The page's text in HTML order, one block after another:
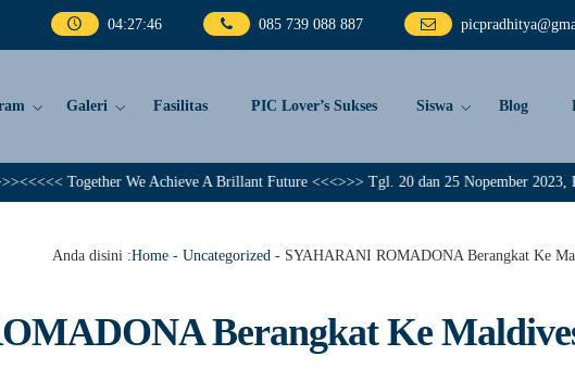
04:27:47 085 739 088 887
Galeri Fasilitas PIC Lover’s Sukses Siswa Blog
We Achieve A Brillant Future <<<>>> Tgl. 20 dan 25 Nopember 2023, PIC
Anda disini :Home - Uncategorized - SYAHARANI ROMADONA Berangkat Ke
Berangkat Ke